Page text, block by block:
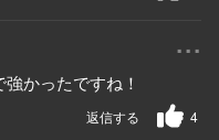
...
かったですね！
4
返信する